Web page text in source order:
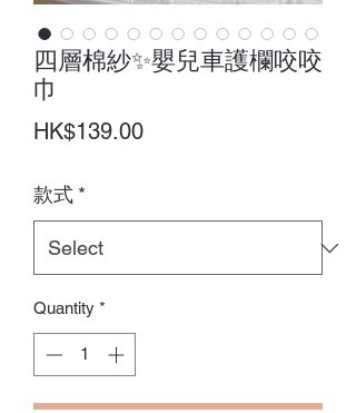
四層棉紗✨嬰兒車護欄咬咬
巾
HK$139.00Price
款式 *
Quantity *